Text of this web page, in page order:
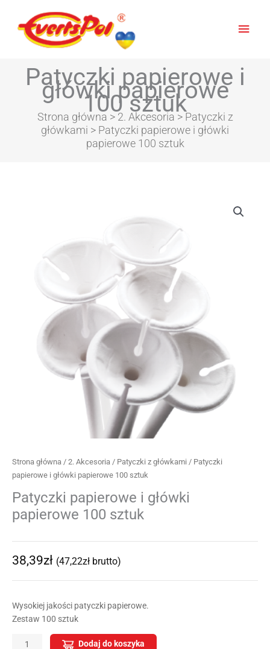
Patyczki papierowe i
główki papierowe
100 sztuk
Strona główna > 2. Akcesoria > Patyczki z
główkami > Patyczki papierowe i główki
papierowe 100 sztuk
Strona główna / 2. Akcesoria / Patyczki z główkami / Patyczki
papierowe i główki papierowe 100 sztuk
Patyczki papierowe i główki
papierowe 100 sztuk
38,39zł (47,22zł brutto)
Wysokiej jakości patyczki papierowe.
Zestaw 100 sztuk
papierowe
Dodaj do koszyka